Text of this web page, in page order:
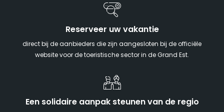
Reserveer uw vakantie
direct bij de aanbieders die zijn aangesloten bij de officiële
website voor de toeristische sector in de Grand Est.
Een solidaire aanpak steunen van de regio